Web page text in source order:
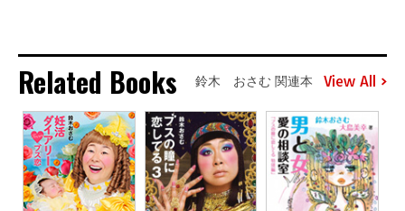
Related Books 鈴木 おさむ 関連本 View All